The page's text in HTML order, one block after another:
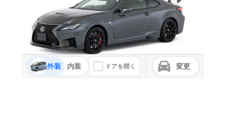
外装 内装 ドアを開く 変更